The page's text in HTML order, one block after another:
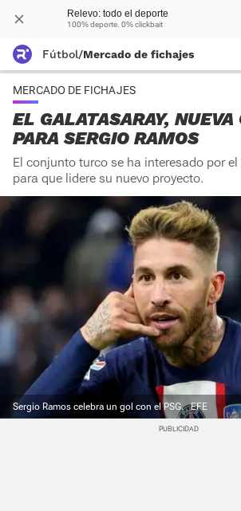
Relevo: todo el deporte
100% deporte. 0% clickbait
Fútbol/Mercado de fichajes
MERCADO DE FICHAJES
EL GALATASARAY, NUEVA
PARA SERGIO RAMOS
El conjunto turco se ha interesado por
para que lidere su nuevo proyecto.
Sergio Ramos celebra un gol con el PSG. EFE